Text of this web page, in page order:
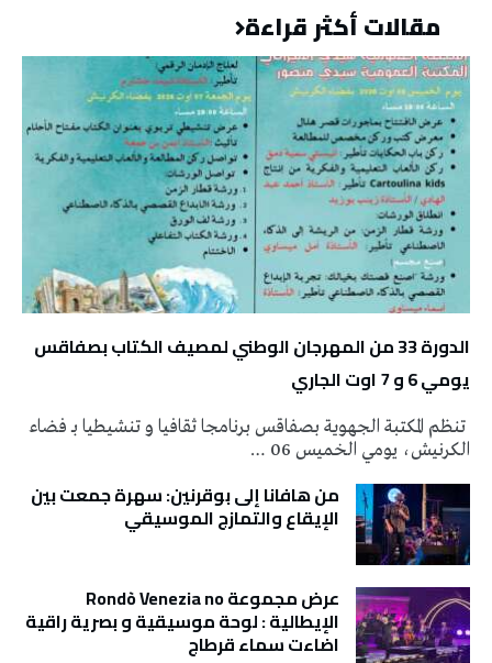
مقالات أكثر قراءة
الدورة 33 من المهرجان الوطني لمصيف الكتاب بصفاقس
يومي 6 و 7 اوت الجاري
تنظم المكتبة الجهوية بصفاقس برنامجا ثقافيا و تنشيطيا بـ فضاء
الكرنيش، يومي الخميس 06 …
من هافانا إلى بوقرنين: سهرة جمعت بين
الإيقاع والتمازج الموسيقي
عرض مجموعة Rondò Venezia no
الإيطالية : لوحة موسيقية و بصرية راقية
اضاءت سماء قرطاج